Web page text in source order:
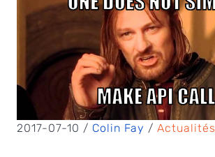
2017-07-10 / Colin Fay / Actualités